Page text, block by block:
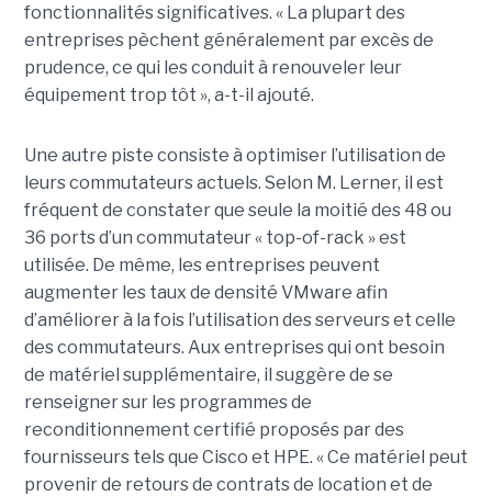
fonctionnalités significatives. « La plupart des
entreprises pèchent généralement par excès de
prudence, ce qui les conduit à renouveler leur
équipement trop tôt », a-t-il ajouté.
Une autre piste consiste à optimiser l’utilisation de
leurs commutateurs actuels. Selon M. Lerner, il est
fréquent de constater que seule la moitié des 48 ou
36 ports d’un commutateur « top-of-rack » est
utilisée. De même, les entreprises peuvent
augmenter les taux de densité VMware afin
d’améliorer à la fois l’utilisation des serveurs et celle
des commutateurs. Aux entreprises qui ont besoin
de matériel supplémentaire, il suggère de se
renseigner sur les programmes de
reconditionnement certifié proposés par des
fournisseurs tels que Cisco et HPE. « Ce matériel peut
provenir de retours de contrats de location et de